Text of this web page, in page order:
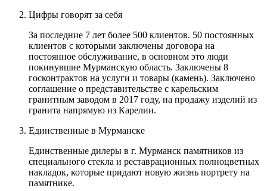
Цифры говорят за себя
За последние 7 лет более 500 клиентов. 50 постоянных
клиентов с которыми заключены договора на
постоянное обслуживание, в основном это люди
покинувшие Мурманскую область. Заключены 8
госконтрактов на услуги и товары (камень). Заключено
соглашение о представительстве с карельским
гранитным заводом в 2017 году, на продажу изделий из
гранита напрямую из Карелии.
Единственные в Мурманске
Единственные дилеры в г. Мурманск памятников из
специального стекла и реставрационных полноцветных
накладок, которые придают новую жизнь портрету на
памятнике.